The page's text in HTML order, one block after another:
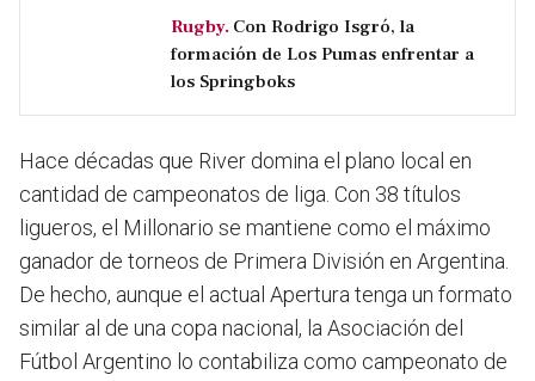
Rugby. Con Rodrigo Isgró, la
formación de Los Pumas enfrentar a
los Springboks
Hace décadas que River domina el plano local en
cantidad de campeonatos de liga . Con 38 títulos
ligueros, el Millonario se mantiene como el máximo
ganador de torneos de Primera División en Argentina.
De hecho, aunque el actual Apertura tenga un formato
similar al de una copa nacional, la Asociación del
Fútbol Argentino lo contabiliza como campeonato de